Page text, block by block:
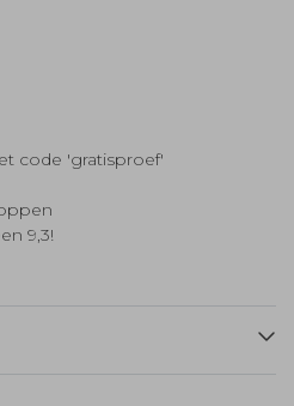
code 'gratisproef'
9,3!